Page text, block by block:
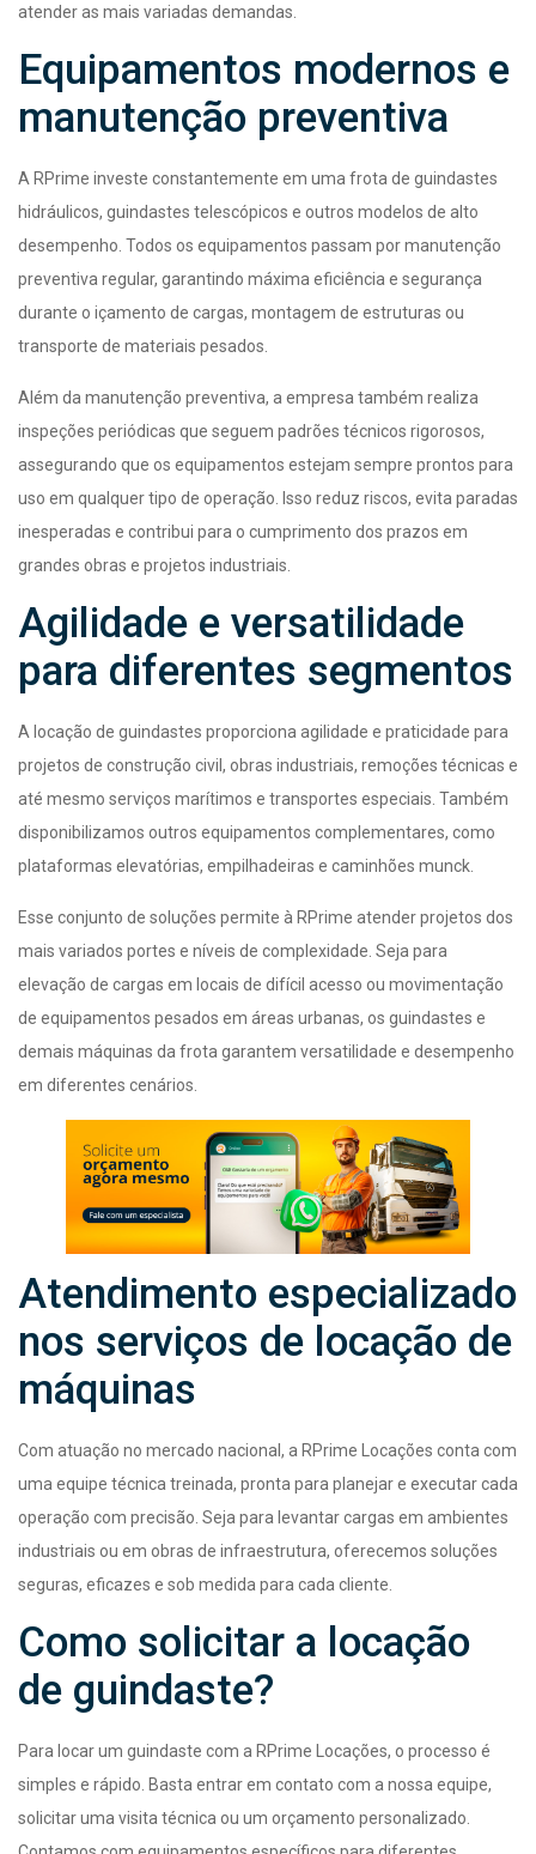
atender as mais variadas demandas.
Equipamentos modernos e
manutenção preventiva
A RPrime investe constantemente em uma frota de guindastes
hidráulicos, guindastes telescópicos e outros modelos de alto
desempenho. Todos os equipamentos passam por manutenção
preventiva regular, garantindo máxima eficiência e segurança
durante o içamento de cargas, montagem de estruturas ou
transporte de materiais pesados.
Além da manutenção preventiva, a empresa também realiza
inspeções periódicas que seguem padrões técnicos rigorosos,
assegurando que os equipamentos estejam sempre prontos para
uso em qualquer tipo de operação. Isso reduz riscos, evita paradas
inesperadas e contribui para o cumprimento dos prazos em
grandes obras e projetos industriais.
Agilidade e versatilidade
para diferentes segmentos
A locação de guindastes proporciona agilidade e praticidade para
projetos de construção civil, obras industriais, remoções técnicas e
até mesmo serviços marítimos e transportes especiais. Também
disponibilizamos outros equipamentos complementares, como
plataformas elevatórias, empilhadeiras e caminhões munck.
Esse conjunto de soluções permite à RPrime atender projetos dos
mais variados portes e níveis de complexidade. Seja para
elevação de cargas em locais de difícil acesso ou movimentação
de equipamentos pesados em áreas urbanas, os guindastes e
demais máquinas da frota garantem versatilidade e desempenho
em diferentes cenários.
Atendimento especializado
nos serviços de locação de
máquinas
Com atuação no mercado nacional, a RPrime Locações conta com
uma equipe técnica treinada, pronta para planejar e executar cada
operação com precisão. Seja para levantar cargas em ambientes
industriais ou em obras de infraestrutura, oferecemos soluções
seguras, eficazes e sob medida para cada cliente.
Como solicitar a locação
de guindaste?
Para locar um guindaste com a RPrime Locações, o processo é
simples e rápido. Basta entrar em contato com a nossa equipe,
solicitar uma visita técnica ou um orçamento personalizado.